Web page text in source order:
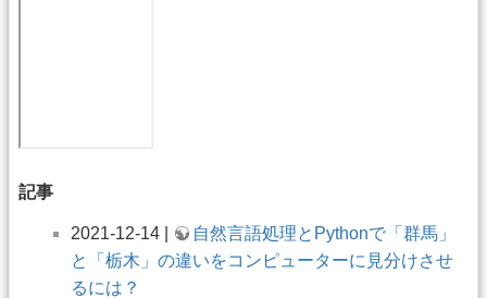
記事
2021-12-14 |
自然言語処理とPythonで「群馬」
と「栃木」の違いをコンピューターに見分けさせ
るには？